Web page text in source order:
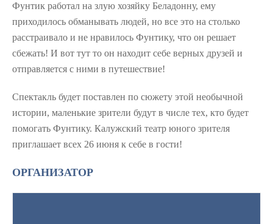
Фунтик работал на злую хозяйку Беладонну, ему
приходилось обманывать людей, но все это на столько
расстраивало и не нравилось Фунтику, что он решает
сбежать! И вот тут то он находит себе верных друзей и
отправляется с ними в путешествие!
Спектакль будет поставлен по сюжету этой необычной
истории, маленькие зрители будут в числе тех, кто будет
помогать Фунтику. Калужский театр юного зрителя
приглашает всех 26 июня к себе в гости!
ОРГАНИЗАТОР